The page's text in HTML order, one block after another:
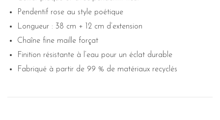
Pendentif rose au style poétique
Longueur : 38 cm + 12 cm d’extension
Chaîne fine maille forçat
Finition résistante à l’eau pour un éclat durable
Fabriqué à partir de 99 % de matériaux recyclés